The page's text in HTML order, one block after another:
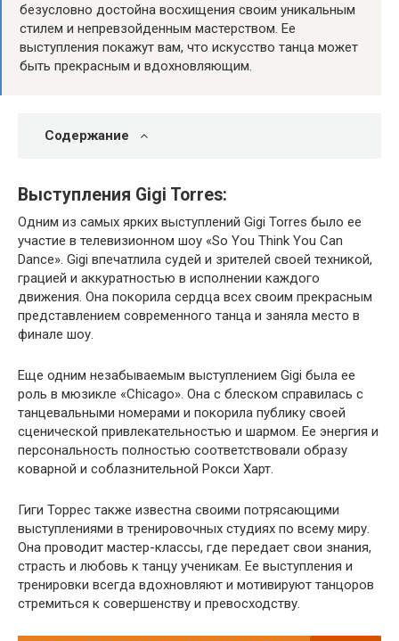
безусловно достойна восхищения своим уникальным
стилем и непревзойденным мастерством. Ее
выступления покажут вам, что искусство танца может
быть прекрасным и вдохновляющим.
Содержание
Выступления Gigi Torres:
Одним из самых ярких выступлений Gigi Torres было ее
участие в телевизионном шоу «So You Think You Can
Dance». Gigi впечатлила судей и зрителей своей техникой,
грацией и аккуратностью в исполнении каждого
движения. Она покорила сердца всех своим прекрасным
представлением современного танца и заняла место в
финале шоу.
Еще одним незабываемым выступлением Gigi была ее
роль в мюзикле «Chicago». Она с блеском справилась с
танцевальными номерами и покорила публику своей
сценической привлекательностью и шармом. Ее энергия и
персональность полностью соответствовали образу
коварной и соблазнительной Рокси Харт.
Гиги Торрес также известна своими потрясающими
выступлениями в тренировочных студиях по всему миру.
Она проводит мастер-классы, где передает свои знания,
страсть и любовь к танцу ученикам. Ее выступления и
тренировки всегда вдохновляют и мотивируют танцоров
стремиться к совершенству и превосходству.